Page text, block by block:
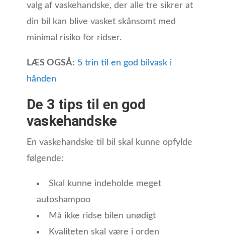
valg af vaskehandske, der alle tre sikrer at
din bil kan blive vasket skånsomt med
minimal risiko for ridser.
LÆS OGSÅ: 5 trin til en god bilvask i
hånden
De 3 tips til en god
vaskehandske
En vaskehandske til bil skal kunne opfylde
følgende:
Skal kunne indeholde meget
autoshampoo
Må ikke ridse bilen unødigt
Kvaliteten skal være i orden